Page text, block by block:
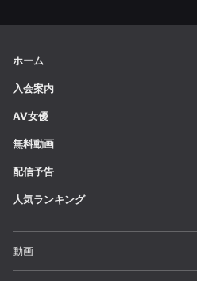
ホーム
入会案内
AV女優
無料動画
配信予告
人気ランキング
動画